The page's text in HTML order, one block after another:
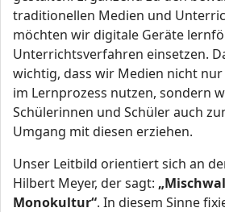
traditionellen Medien und
möchten wir digitale Geräte
Unterrichtsverfahren einsetzen.
wichtig, dass wir Medien nicht
im Lernprozess nutzen, sondern
Schülerinnen und Schüler auch
Umgang mit diesen erziehen.
Unser Leitbild orientiert sich an
Hilbert Meyer, der sagt:
Monokultur“. In diesem Sinne